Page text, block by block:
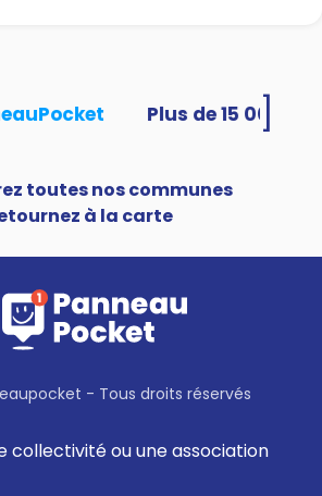
toutes nos communes
à la carte
- Tous droits réservés
collectivité ou une association